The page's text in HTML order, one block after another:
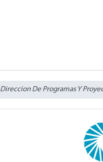
Direccion De Programas Y